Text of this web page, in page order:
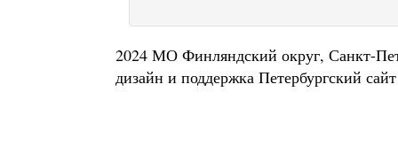
2024 МО Финляндский округ, Санкт-
дизайн и поддержка Петербургский сайт